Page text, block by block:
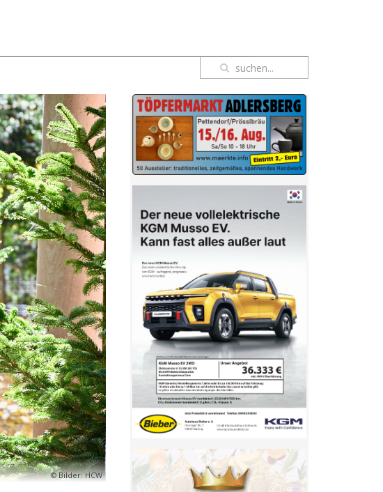
Bilder: HCW